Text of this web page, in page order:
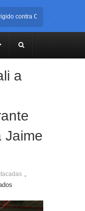
contra Cali durante la
de Abelardo de
escapara tras atacar a
contra Cali durante la
a
Jaime
,